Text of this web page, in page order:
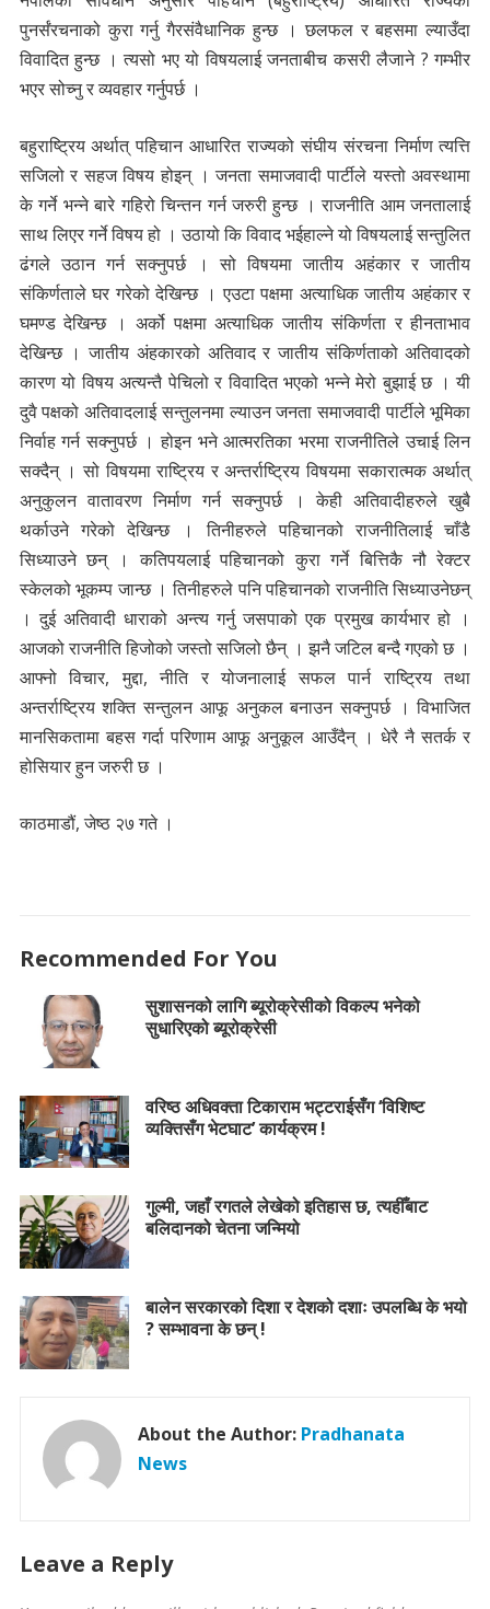
पुनर्संरचनाको कुरा गर्नु गैरसंवैधानिक हुन्छ । छलफल र बहसमा ल्याउँदा
विवादित हुन्छ । त्यसो भए यो विषयलाई जनताबीच कसरी लैजाने ? गम्भीर
भएर सोच्नु र व्यवहार गर्नुपर्छ ।
बहुराष्ट्रिय अर्थात् पहिचान आधारित राज्यको संघीय संरचना निर्माण त्यत्ति
सजिलो र सहज विषय होइन् । जनता समाजवादी पार्टीले यस्तो अवस्थामा
के गर्ने भन्ने बारे गहिरो चिन्तन गर्न जरुरी हुन्छ । राजनीति आम जनतालाई
साथ लिएर गर्ने विषय हो । उठायो कि विवाद भईहाल्ने यो विषयलाई सन्तुलित
ढंगले उठान गर्न सक्नुपर्छ । सो विषयमा जातीय अहंकार र जातीय
संकिर्णताले घर गरेको देखिन्छ । एउटा पक्षमा अत्याधिक जातीय अहंकार र
घमण्ड देखिन्छ । अर्को पक्षमा अत्याधिक जातीय संकिर्णता र हीनताभाव
देखिन्छ । जातीय अंहकारको अतिवाद र जातीय संकिर्णताको अतिवादको
कारण यो विषय अत्यन्तै पेचिलो र विवादित भएको भन्ने मेरो बुझाई छ । यी
दुवै पक्षको अतिवादलाई सन्तुलनमा ल्याउन जनता समाजवादी पार्टीले भूमिका
निर्वाह गर्न सक्नुपर्छ । होइन भने आत्मरतिका भरमा राजनीतिले उचाई लिन
सक्दैन् । सो विषयमा राष्ट्रिय र अन्तर्राष्ट्रिय विषयमा सकारात्मक अर्थात्
अनुकुलन वातावरण निर्माण गर्न सक्नुपर्छ । केही अतिवादीहरुले खुबै
थर्काउने गरेको देखिन्छ । तिनीहरुले पहिचानको राजनीतिलाई चाँडै
सिध्याउने छन् । कतिपयलाई पहिचानको कुरा गर्ने बित्तिकै नौ रेक्टर
स्केलको भूकम्प जान्छ । तिनीहरुले पनि पहिचानको राजनीति सिध्याउनेछन्
। दुई अतिवादी धाराको अन्त्य गर्नु जसपाको एक प्रमुख कार्यभार हो ।
आजको राजनीति हिजोको जस्तो सजिलो छैन् । झनै जटिल बन्दै गएको छ ।
आफ्नो विचार, मुद्दा, नीति र योजनालाई सफल पार्न राष्ट्रिय तथा
अन्तर्राष्ट्रिय शक्ति सन्तुलन आफू अनुकल बनाउन सक्नुपर्छ । विभाजित
मानसिकतामा बहस गर्दा परिणाम आफू अनुकूल आउँदैन् । धेरै नै सतर्क र
होसियार हुन जरुरी छ ।
काठमाडौं, जेष्ठ २७ गते ।
Recommended For You
सुशासनको लागि ब्यूरोक्रेसीको विकल्प भनेको
सुधारिएको ब्यूरोक्रेसी
वरिष्ठ अधिवक्ता टिकाराम भट्टराईसँग ‘विशिष्ट
व्यक्तिसँग भेटघाट’ कार्यक्रम !
गुल्मी, जहाँ रगतले लेखेको इतिहास छ, त्यहीँबाट
बलिदानको चेतना जन्मियो
बालेन सरकारको दिशा र देशको दशाः उपलब्धि के भयो
? सम्भावना के छन् !
About the Author: Pradhanata
News
Leave a Reply